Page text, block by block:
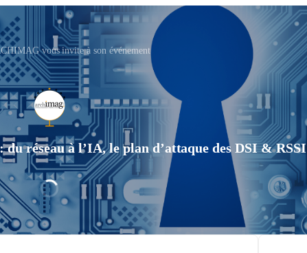
vous invite à son événement
réseau à l’IA, le plan d’attaque des DSI & RSSI